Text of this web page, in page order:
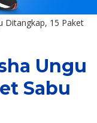
Ditangkap, 15 Paket
Ungu
Sabu